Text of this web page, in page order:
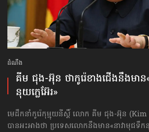
ដំណឹង
គីម ជុង-អ៊ុន ថាកូរ៉េខាងជើង​នឹងមាន
នុយក្លេអ៊ែរ»
មេដឹកនាំកូរ៉េកុម្មុយនីស្ដិ៍ លោក គីម ជុង-អ៊ុន (Kim
បានអះអាងថា ប្រទេសលោក​នឹងមាន​«នាវាមុជទឹក​នុ